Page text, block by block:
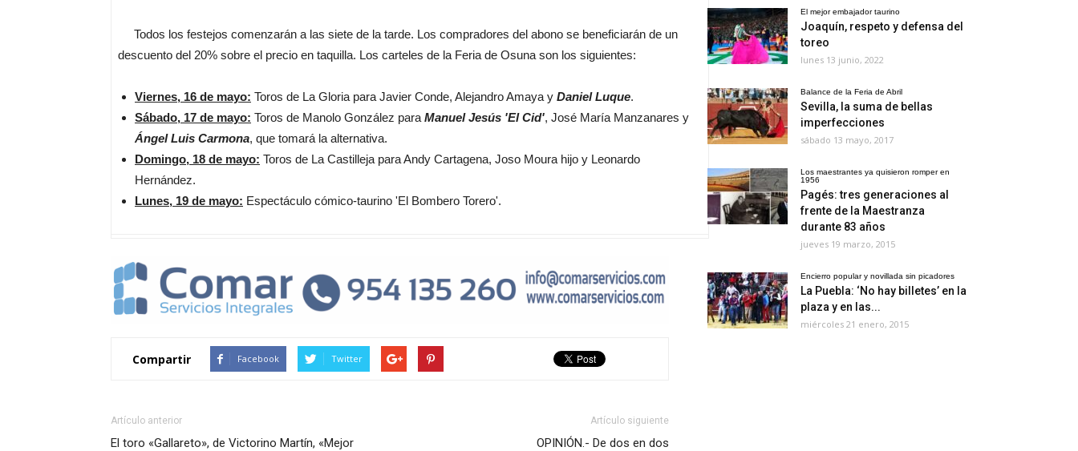
Todos los festejos comenzarán a las siete de la tarde. Los compradores del abono se beneficiarán de un
descuento del 20% sobre el precio en taquilla. Los carteles de la Feria de Osuna son los siguientes:
Viernes, 16 de mayo: Toros de La Gloria para Javier Conde, Alejandro Amaya y Daniel Luque.
Sábado, 17 de mayo: Toros de Manolo González para Manuel Jesús 'El Cid', José María Manzanares y
Ángel Luis Carmona, que tomará la alternativa.
Domingo, 18 de mayo: Toros de La Castilleja para Andy Cartagena, Joso Moura hijo y Leonardo
Hernández.
Lunes, 19 de mayo: Espectáculo cómico-taurino 'El Bombero Torero'.
Compartir Facebook Twitter
Artículo anterior
El toro «Gallareto», de Victorino Martín, «Mejor
Artículo siguiente
OPINIÓN.- De dos en dos
El mejor embajador taurino
Joaquín, respeto y defensa del
toreo
lunes 13 junio, 2022
Balance de la Feria de Abril
Sevilla, la suma de bellas
imperfecciones
sábado 13 mayo, 2017
Los maestrantes ya quisieron romper en
1956
Pagés: tres generaciones al
frente de la Maestranza
durante 83 años
jueves 19 marzo, 2015
Encierro popular y novillada sin picadores
La Puebla: ‘No hay billetes’ en la
plaza y en las...
miércoles 21 enero, 2015